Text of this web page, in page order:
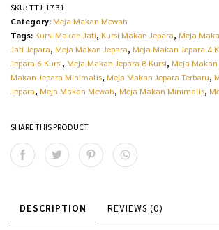
e
w
a
s
p
3
.
s
:
R
0
SKU: TTJ-1731
Category: Meja Makan Mewah
Tags: Kursi Makan Jati, Kursi Makan Jepara, Meja
Jati Jepara, Meja Makan Jepara, Meja Makan Jepara 4
Jepara 6 Kursi, Meja Makan Jepara 8 Kursi, Meja
Makan Jepara Minimalis, Meja Makan Jepara Terbaru,
Jepara, Meja Makan Mewah, Meja Makan Minimalis,
SHARE THIS PRODUCT
DESCRIPTION REVIEWS (0)